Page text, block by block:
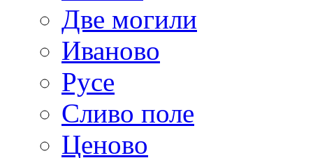
Две могили
Иваново
Русе
Сливо поле
Ценово